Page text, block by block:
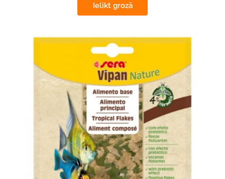
Ielikt grozā